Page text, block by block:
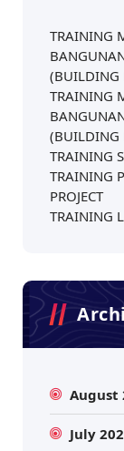
TRAINING
(BUILDING
TRAINING
(BUILDING
TRAINING
TRAINING
PROJECT
TRAINING
August
July